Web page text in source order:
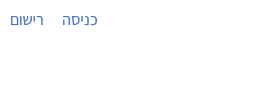
כניסה רישום